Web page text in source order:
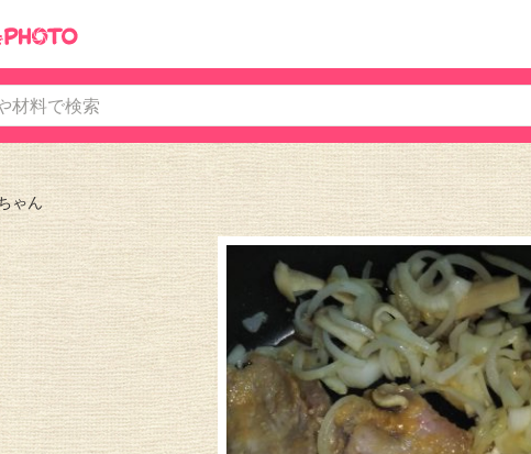
ゃん